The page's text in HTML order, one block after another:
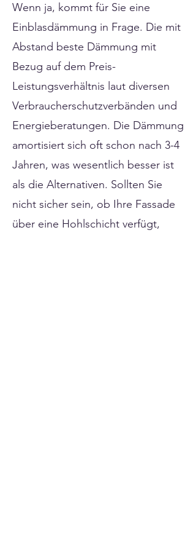
Wenn ja, kommt für Sie eine
Einblasdämmung in Frage. Die mit
Abstand beste Dämmung mit
Bezug auf dem Preis-
Leistungsverhältnis laut diversen
Verbraucherschutzverbänden und
Energieberatungen. Die Dämmung
amortisiert sich oft schon nach 3-4
Jahren, was wesentlich besser ist
als die Alternativen. Sollten Sie
nicht sicher sein, ob Ihre Fassade
über eine Hohlschicht verfügt,